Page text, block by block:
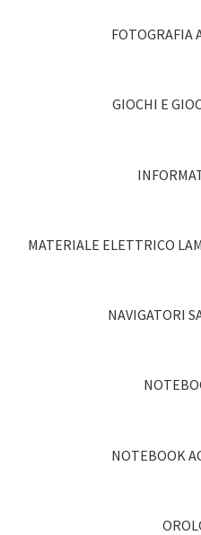
FOTOGRAFIA
GIOCHI E
MATERIALE ELETTRICO
NAVIGATORI
NOTEBOOK